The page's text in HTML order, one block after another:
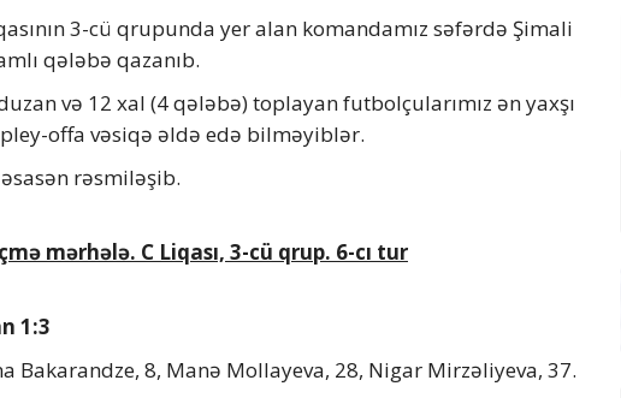
3-cü qrupunda yer alan komandamız səfərdə Şimali
qələbə qazanıb.
və 12 xal (4 qələbə) toplayan futbolçularımız ən yaxşı
offa vəsiqə əldə edə bilməyiblər.
rəsmiləşib.
mərhələ. C Liqası, 3-cü qrup. 6-cı tur
1:3
Bakarandze, 8, Manə Mollayeva, 28, Nigar Mirzəliyeva, 37.